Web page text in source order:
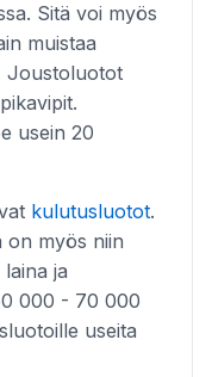
Sitä voi myös
muistaa
Joustoluotot
usein 20
kulutusluotot.
on myös niin
ja
000 - 70 000
useita